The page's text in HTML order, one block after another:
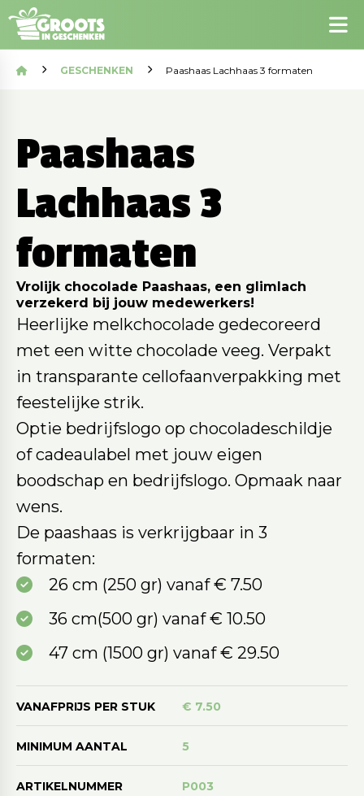
GESCHENKEN Paashaas Lachhaas 3 formaten
Paashaas
Lachhaas 3
formaten
Vrolijk chocolade Paashaas, een glimlach
verzekerd bij jouw medewerkers!
Heerlijke melkchocolade gedecoreerd
met een witte chocolade veeg. Verpakt
in transparante cellofaanverpakking met
feestelijke strik.
Optie bedrijfslogo op chocoladeschildje
of cadeaulabel met jouw eigen
boodschap en bedrijfslogo. Opmaak naar
wens.
De paashaas is verkrijgbaar in 3
formaten:
26 cm (250 gr) vanaf € 7.50
36 cm(500 gr) vanaf € 10.50
47 cm (1500 gr) vanaf € 29.50
VANAFPRIJS PER STUK € 7.50
MINIMUM AANTAL 5
ARTIKELNUMMER P003